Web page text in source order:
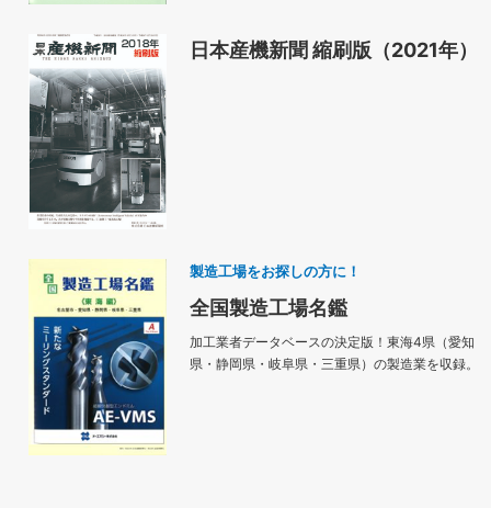
日本産機新聞 縮刷版（2021年）
製造工場をお探しの方に！
全国製造工場名鑑
加工業者データベースの決定版！東海4県（愛知
県・静岡県・岐阜県・三重県）の製造業を収録。